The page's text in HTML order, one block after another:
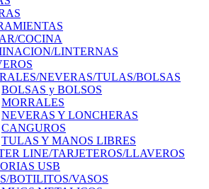
COCINA
LINTERNAS
NEVERAS/TULAS/BOLSAS
BOLSAS y BOLSOS
MORRALES
NEVERAS Y LONCHERAS
CANGUROS
TULAS Y MANOS LIBRES
LINE/TARJETEROS/LLAVEROS
USB
BOTILITOS/VASOS